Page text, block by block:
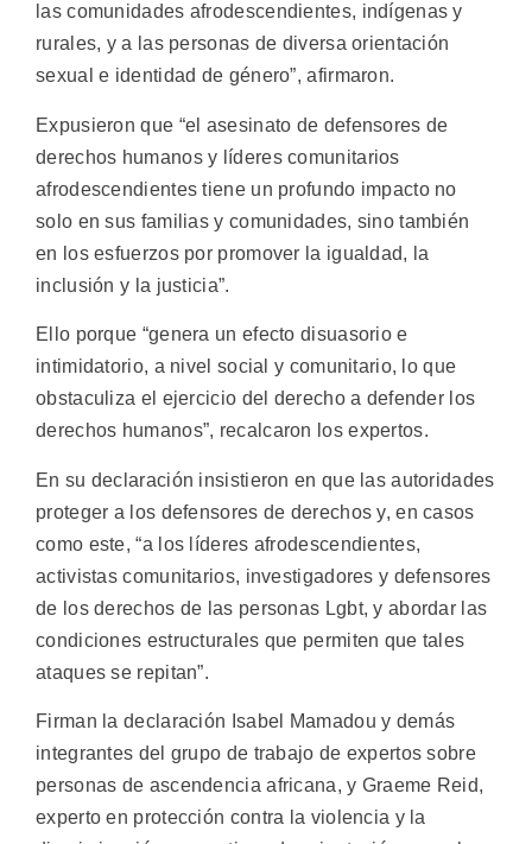
las comunidades afrodescendientes, indígenas y
rurales, y a las personas de diversa orientación
sexual e identidad de género”, afirmaron.
Expusieron que “el asesinato de defensores de
derechos humanos y líderes comunitarios
afrodescendientes tiene un profundo impacto no
solo en sus familias y comunidades, sino también
en los esfuerzos por promover la igualdad, la
inclusión y la justicia”.
Ello porque “genera un efecto disuasorio e
intimidatorio, a nivel social y comunitario, lo que
obstaculiza el ejercicio del derecho a defender los
derechos humanos”, recalcaron los expertos.
En su declaración insistieron en que las autoridades
proteger a los defensores de derechos y, en casos
como este, “a los líderes afrodescendientes,
activistas comunitarios, investigadores y defensores
de los derechos de las personas Lgbt, y abordar las
condiciones estructurales que permiten que tales
ataques se repitan”.
Firman la declaración Isabel Mamadou y demás
integrantes del grupo de trabajo de expertos sobre
personas de ascendencia africana, y Graeme Reid,
experto en protección contra la violencia y la